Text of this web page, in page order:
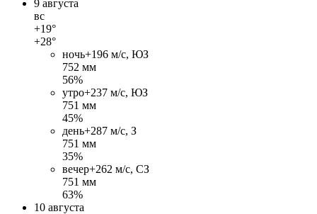
9 августа
вс
+19°
+28°
ночь+196 м/c, ЮЗ
752 мм
56%
утро+237 м/c, ЮЗ
751 мм
45%
день+287 м/c, З
751 мм
35%
вечер+262 м/c, СЗ
751 мм
63%
10 августа